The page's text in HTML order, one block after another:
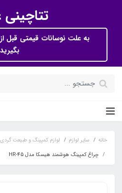
تتاچینی
به علت نوسانات قیمتی قبل
خانه سایر لوازم
لوازم کمپینگ و طبیعت گردی
چراغ کمپینگ هوشمند هیسکا مدل HR-45